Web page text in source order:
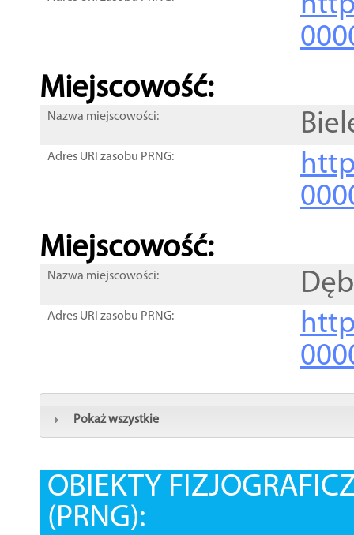
Miejscowość:
Nazwa miejscowości:
Adres URI zasobu PRNG:
Miejscowość:
Nazwa miejscowości:
Adres URI zasobu PRNG:
Pokaż wszystkie
OBIEKTY
(PRNG):